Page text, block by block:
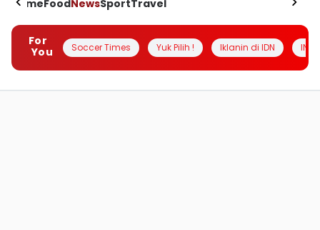
HomeFoodNewsSportTravel
For
You
Soccer Times Yuk Pilih ! Iklanin di IDN